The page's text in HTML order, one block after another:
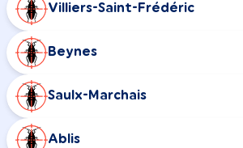
Villiers-Saint-Frédéric
Beynes
Saulx-Marchais
Ablis